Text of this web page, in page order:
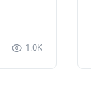
1.0K